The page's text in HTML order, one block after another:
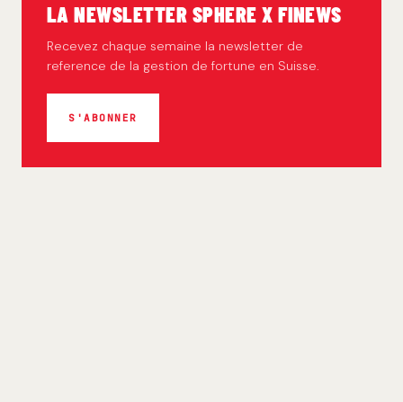
LA NEWSLETTER SPHERE X FINEWS
Recevez chaque semaine la newsletter de
reference de la gestion de fortune en Suisse.
S'ABONNER